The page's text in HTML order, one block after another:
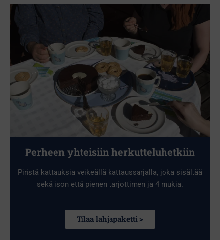
Perheen yhteisiin herkutteluhetkiin
Piristä kattauksia veikeällä kattaussarjalla, joka sisältää
sekä ison että pienen tarjottimen ja 4 mukia.
Tilaa lahjapaketti >